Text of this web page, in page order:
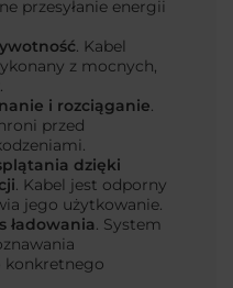
przesyłanie energii
. Kabel
z mocnych,
i rozciąganie.
przed
dzięki
. Kabel jest odporny
jego użytkowanie.
ładowania. System
konkretnego